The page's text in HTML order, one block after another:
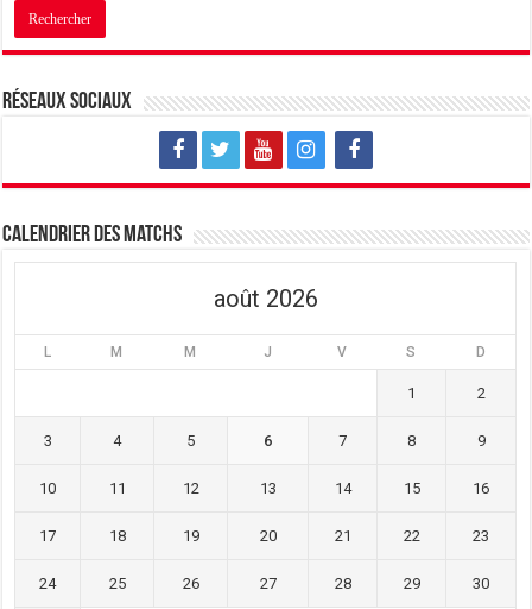
Réseaux sociaux
Calendrier des matchs
août 2026
L M M J V S D
1 2
3 4 5 6 7 8 9
10 11 12 13 14 15 16
17 18 19 20 21 22 23
24 25 26 27 28 29 30